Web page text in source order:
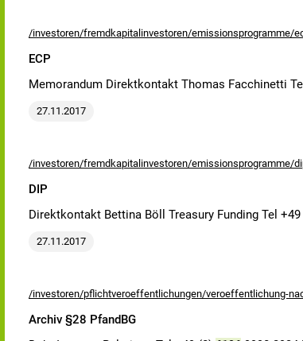
/investoren/fremdkapitalinvestoren/emissionsprogramme/
ECP
Memorandum Direktkontakt Thomas Facchinetti
27.11.2017
/investoren/fremdkapitalinvestoren/emissionsprogramme/
DIP
Direktkontakt Bettina Böll Treasury Funding Tel +49
27.11.2017
/investoren/pflichtveroeffentlichungen/veroeffentlichung-
Archiv §28 PfandBG